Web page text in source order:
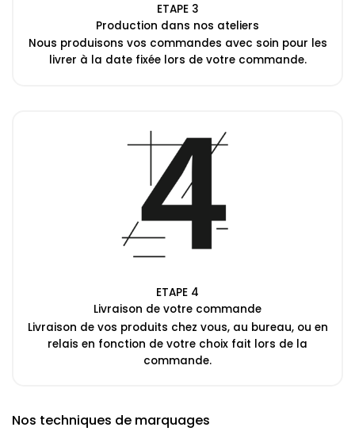
ETAPE 3
Production dans nos ateliers
Nous produisons vos commandes avec soin pour les
livrer à la date fixée lors de votre commande.
ETAPE 4
Livraison de votre commande
Livraison de vos produits chez vous, au bureau, ou en
relais en fonction de votre choix fait lors de la
commande.
Nos techniques de marquages